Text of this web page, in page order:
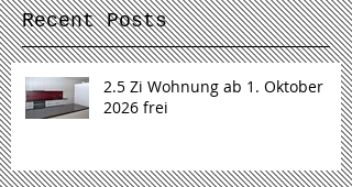
Recent Posts
2.5 Zi Wohnung ab 1. Oktober
2026 frei